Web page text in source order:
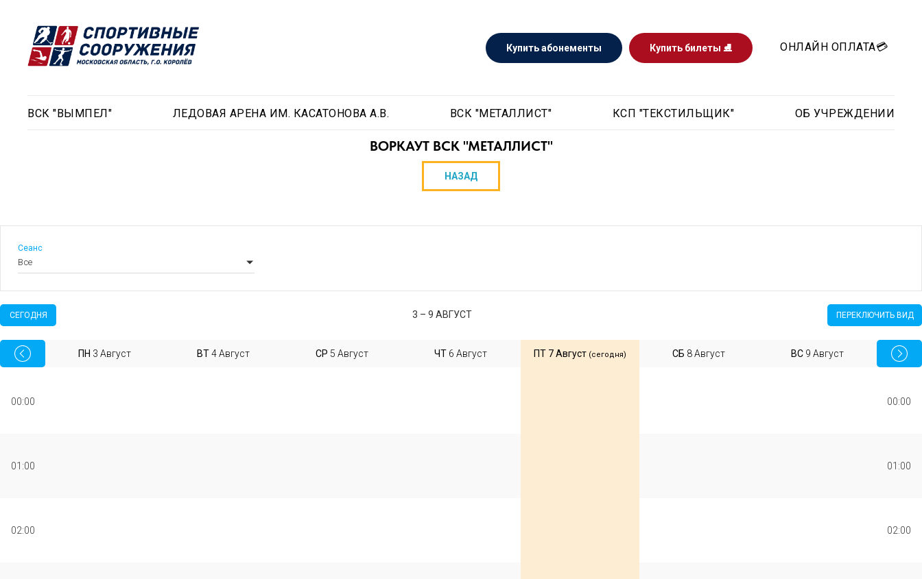
Купить абонементы Купить билеты ⛸️ ОНЛАЙН ОПЛАТА💳
ВСК "ВЫМПЕЛ" ЛЕДОВАЯ АРЕНА ИМ. КАСАТОНОВА А.В. ВСК "МЕТАЛЛИСТ" КСП "ТЕКСТИЛЬЩИК" ОБ УЧРЕЖДЕНИИ
ВОРКАУТ ВСК "МЕТАЛЛИСТ"
НАЗАД
Сеанс
СЕГОДНЯ 3 – 9 АВГУСТ ПЕРЕКЛЮЧИТЬ ВИД
ПН 3Август ВТ 4Август СР 5Август ЧТ 6Август ПТ 7Август (сегодня) СБ 8Август ВС 9 Август
00:00 00:00
01:00 01:00
02:00 02:00